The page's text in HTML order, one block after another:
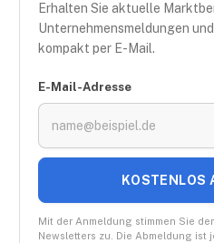
Erhalten Sie aktuelle
Unternehmensmeldungen
kompakt per E-Mail.
E-Mail-Adresse
KOSTENLOS
Mit der Anmeldung stimmen Sie
Newsletters zu. Die Abmeldung ist